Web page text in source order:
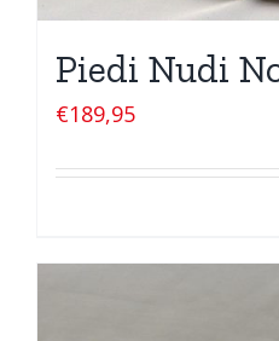
Piedi Nudi
€189,95